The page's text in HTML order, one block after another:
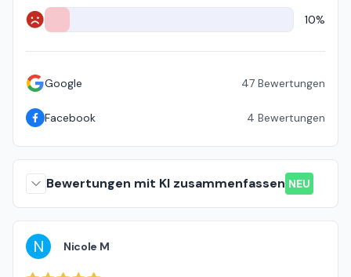
Negativ 10%
Google 47 Bewertungen
Facebook 4 Bewertungen
Bewertungen mit KI zusammenfassen NEU
N Nicole M